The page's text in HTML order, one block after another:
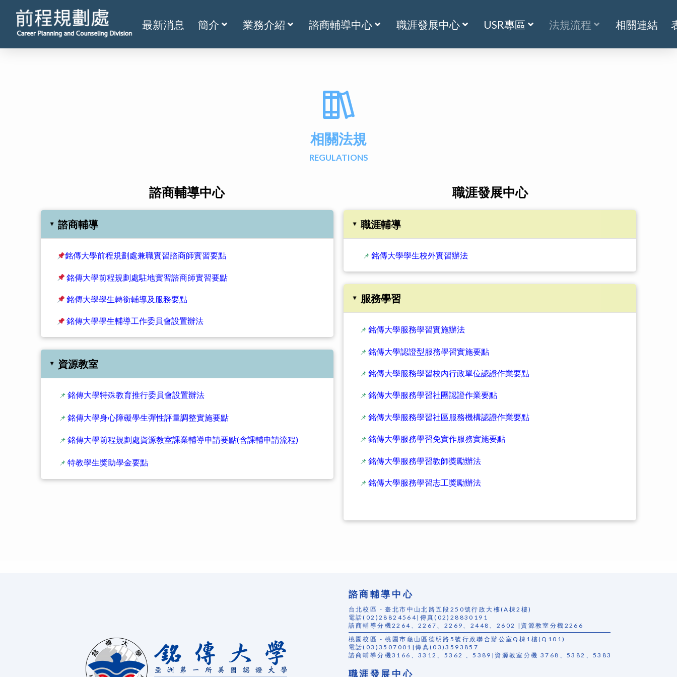
最新消息 簡介 業務介紹 諮商輔導中心 職涯發展中心 USR專區 法規流程 相關連結
相關法規
REGULATIONS
諮商輔導中心
▸ 諮商輔導
銘傳大學前程規劃處兼職實習諮商師實習要點
銘傳大學前程規劃處駐地實習諮商師實習要點
銘傳大學學生轉銜輔導及服務要點
銘傳大學學生輔導工作委員會設置辦法
▸ 資源教室
📌 銘傳大學特殊教育推行委員會設置辦法
📌 銘傳大學身心障礙學生彈性評量調整實施要點
📌 銘傳大學前程規劃處資源教室課業輔導申請要點(含課輔申請流程)
📌 特教學生獎助學金要點
職涯發展中心
▸ 職涯輔導
📌 銘傳大學學生校外實習辦法
▸ 服務學習
📌 銘傳大學服務學習實施辦法
📌 銘傳大學認證型服務學習實施要點
📌 銘傳大學服務學習校內行政單位認證作業要點
📌 銘傳大學服務學習社團認證作業要點
📌 銘傳大學服務學習社區服務機構認證作業要點
📌 銘傳大學服務學習免實作服務實施要點
📌 銘傳大學服務學習教師獎勵辦法
📌 銘傳大學服務學習志工獎勵辦法
諮商輔導中心
台北校區 - 臺北市中山北路五段250號行政大樓(A棟2樓)
電話(02)28824564|傳真(02)28830191
諮商輔導分機2264、2267、2269、2448、2602 |資源教室分機2266
桃園校區 - 桃園市龜山區德明路5號行政聯合辦公室Q棟1樓(Q101)
電話(03)3507001|傳真(03)3593857
諮商輔導分機3166、3312、5362 、5389|資源教室分機 3768、5382、5383
職涯發展中心